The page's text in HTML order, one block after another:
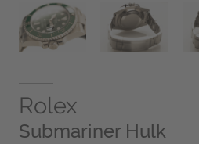
Rolex
Submariner Hulk